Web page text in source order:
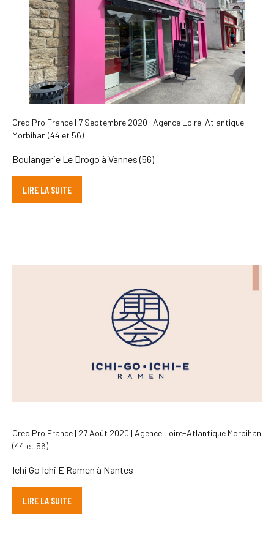
CrediPro France | 7 Septembre 2020 | Agence Loire-Atlantique
Morbihan (44 et 56)
Boulangerie Le Drogo à Vannes (56)
LIRE LA SUITE
CrediPro France | 27 Août 2020 | Agence Loire-Atlantique Morbihan
(44 et 56)
Ichi Go Ichi E Ramen à Nantes
LIRE LA SUITE